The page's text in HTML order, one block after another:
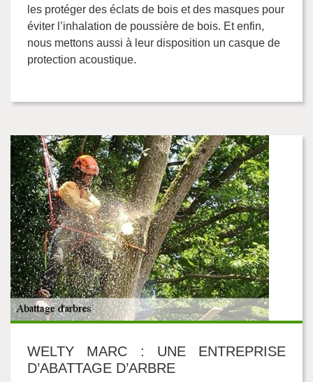
les protéger des éclats de bois et des masques pour
éviter l’inhalation de poussière de bois. Et enfin,
nous mettons aussi à leur disposition un casque de
protection acoustique.
WELTY MARC : UNE ENTREPRISE
D’ABATTAGE D’ARBRE